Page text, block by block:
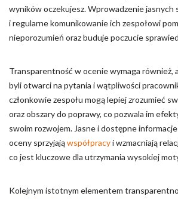
wyników oczekujesz. Wprowadzenie jasnych
i regularne komunikowanie ich zespołowi
nieporozumień oraz buduje poczucie
Transparentność w ocenie wymaga również,
byli otwarci na pytania i wątpliwości
członkowie zespołu mogą lepiej zrozumieć
oraz obszary do poprawy, co pozwala im
swoim rozwojem. Jasne i dostępne
oceny sprzyjająwspółpracyi wzmacniają
co jest kluczowe dla utrzymania wysokiej
Kolejnym istotnym elementem